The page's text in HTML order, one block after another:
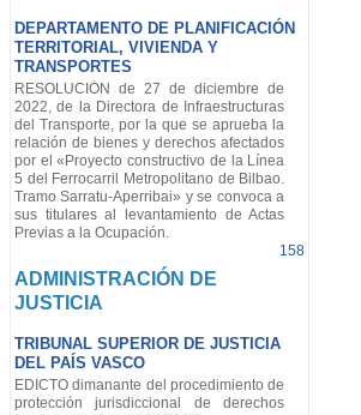
DEPARTAMENTO DE PLANIFICACIÓN
TERRITORIAL, VIVIENDA Y
TRANSPORTES
RESOLUCIÓN de 27 de diciembre de
2022, de la Directora de Infraestructuras
del Transporte, por la que se aprueba la
relación de bienes y derechos afectados
por el «Proyecto constructivo de la Línea
5 del Ferrocarril Metropolitano de Bilbao.
Tramo Sarratu-Aperribai» y se convoca a
sus titulares al levantamiento de Actas
Previas a la Ocupación.
158
ADMINISTRACIÓN DE
JUSTICIA
TRIBUNAL SUPERIOR DE JUSTICIA
DEL PAÍS VASCO
EDICTO dimanante del procedimiento de
protección jurisdiccional de derechos